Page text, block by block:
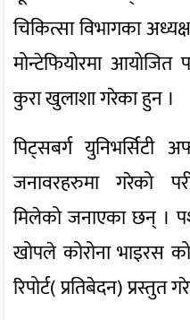
चिकित्सा विभागका
मोन्टेफियोरमा आयोजित
कुरा खुलाशा गरेका हुन ।
पिट्सबर्ग
जनावरहरुमा गरेको
मिलेको जनाएका छन् ।
खोपले कोरोना भाइरस
रिपोर्ट( प्रतिबेदन) प्रस्तुत